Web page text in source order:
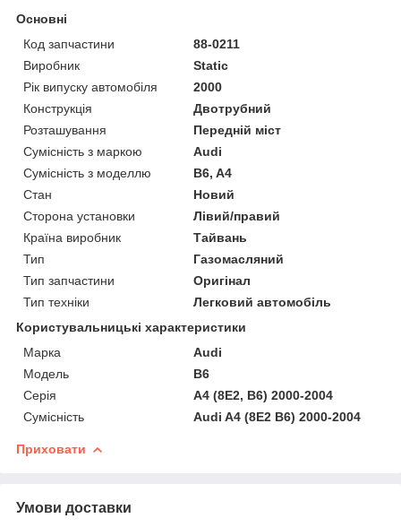
Основні
Код запчастини
88-0211
Виробник
Static
Рік випуску автомобіля
2000
Конструкція
Двотрубний
Розташування
Передній міст
Сумісність з маркою
Audi
Сумісність з моделлю
B6, A4
Стан
Новий
Сторона установки
Лівий/правий
Країна виробник
Тайвань
Тип
Газомасляний
Тип запчастини
Оригінал
Тип техніки
Легковий автомобіль
Користувальницькі характеристики
Марка
Audi
Мoдель
B6
Серія
A4 (8E2, B6) 2000-2004
Сумісність
Audi A4 (8E2 B6) 2000-2004
Приховати
Умови доставки